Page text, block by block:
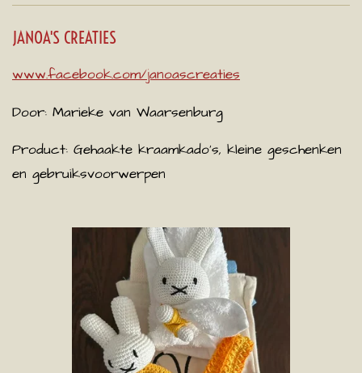
JANOA'S CREATIES
www.facebook.com/janoascreaties
Door: Marieke van Waarsenburg
Product: Gehaakte kraamkado’s, kleine geschenken
en gebruiksvoorwerpen